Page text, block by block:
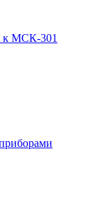
к МСК-301